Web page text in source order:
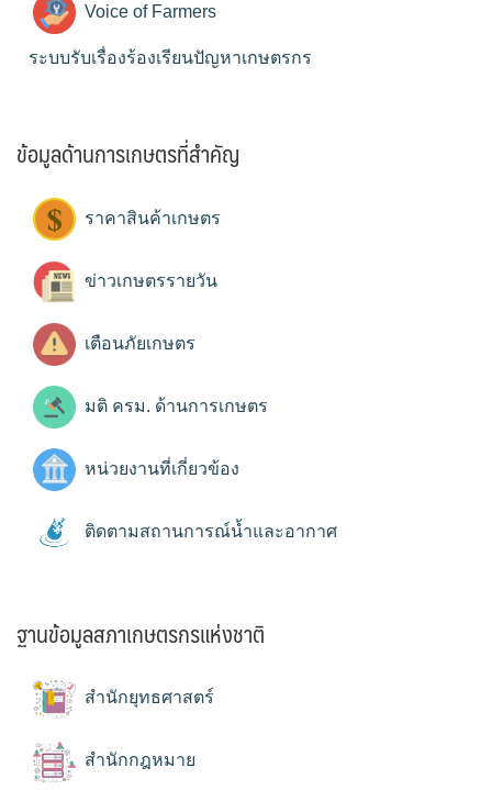
Voice of Farmers
ระบบรับเรื่องร้องเรียนปัญหาเกษตรกร
ข้อมูลด้านการเกษตรที่สำคัญ
ราคาสินค้าเกษตร
ข่าวเกษตรรายวัน
เตือนภัยเกษตร
มติ ครม. ด้านการเกษตร
หน่วยงานที่เกี่ยวข้อง
ติดตามสถานการณ์น้ำและอากาศ
ฐานข้อมูลสภาเกษตรกรแห่งชาติ
สำนักยุทธศาสตร์
สำนักกฎหมาย